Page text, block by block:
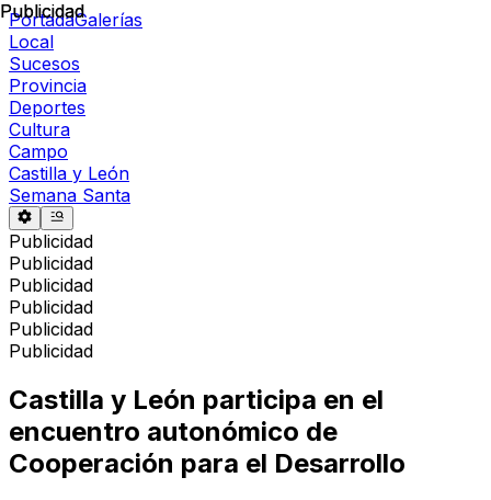
PortadaGalerías
Local
Sucesos
Provincia
Deportes
Cultura
Campo
Castilla y León
Semana Santa
Publicidad
Publicidad
Publicidad
Publicidad
Publicidad
Publicidad
Publicidad
Castilla y León participa en el
encuentro autonómico de
Cooperación para el Desarrollo
Publicidad